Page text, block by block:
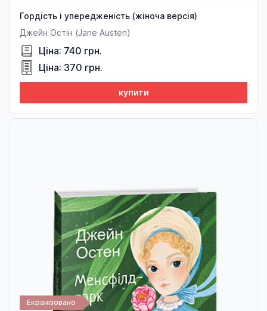
Гордість і упередженість (жіноча версія)
Джейн Остін (Jane Austen)
Ціна: 740 грн.
Ціна: 370 грн.
купити
Екранізовано